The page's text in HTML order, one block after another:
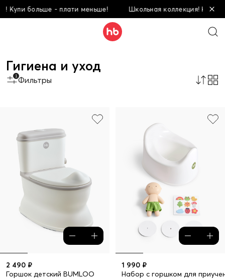
больше - плати меньше! Школьная коллекция! Купи
Гигиена и уход
1 Фильтры
2 490 ₽
Горшок детский BUMLOO
1 990 ₽
Набор с горшком для